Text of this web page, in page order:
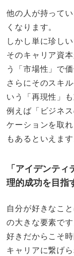
他の人が持って
くなります。
しかし単に珍し
そのキャリア資
う「市場性」で
さらにそのスキ
いう「再現性」も
例えば「ビジネ
ケーションを取
もあるといえま
「アイデンテ
理的成功を目指
自分が好きなこ
の大きな要素です
好きだからこそ
キャリアに繋げ